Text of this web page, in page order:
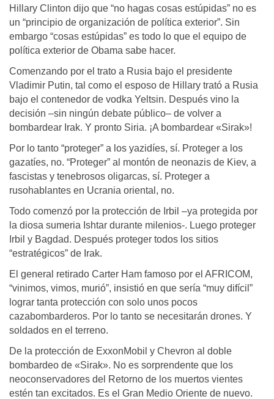
Hillary Clinton dijo que “no hagas cosas estúpidas” no es
un “principio de organización de política exterior”. Sin
embargo “cosas estúpidas” es todo lo que el equipo de
política exterior de Obama sabe hacer.
Comenzando por el trato a Rusia bajo el presidente
Vladimir Putin, tal como el esposo de Hillary trató a Rusia
bajo el contenedor de vodka Yeltsin. Después vino la
decisión –sin ningún debate público– de volver a
bombardear Irak. Y pronto Siria. ¡A bombardear «Sirak»!
Por lo tanto “proteger” a los yazidíes, sí. Proteger a los
gazatíes, no. “Proteger” al montón de neonazis de Kiev, a
fascistas y tenebrosos oligarcas, sí. Proteger a
rusohablantes en Ucrania oriental, no.
Todo comenzó por la protección de Irbil –ya protegida por
la diosa sumeria Ishtar durante milenios-. Luego proteger
Irbil y Bagdad. Después proteger todos los sitios
“estratégicos” de Irak.
El general retirado Carter Ham famoso por el AFRICOM,
“vinimos, vimos, murió”, insistió en que sería “muy difícil”
lograr tanta protección con solo unos pocos
cazabombarderos. Por lo tanto se necesitarán drones. Y
soldados en el terreno.
De la protección de ExxonMobil y Chevron al doble
bombardeo de «Sirak». No es sorprendente que los
neoconservadores del Retorno de los muertos vientes
estén tan excitados. Es el Gran Medio Oriente de nuevo.